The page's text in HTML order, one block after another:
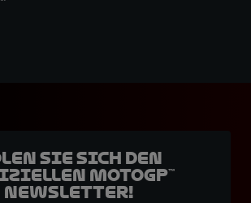
Sie sich den
MotoGP™
Newsletter!